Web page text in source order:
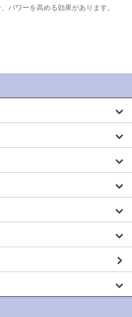
パワーを高める効果があります。